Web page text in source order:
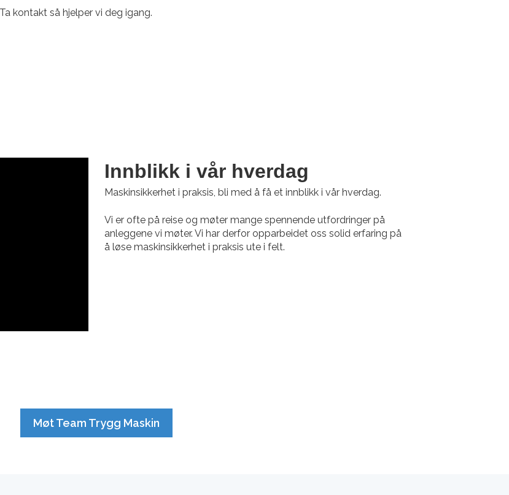
Ta kontakt så hjelper vi deg igang.
Innblikk i vår hverdag
Maskinsikkerhet i praksis, bli med å få et innblikk i vår hverdag.
Vi er ofte på reise og møter mange spennende utfordringer på
anleggene vi møter. Vi har derfor opparbeidet oss solid erfaring på
å løse maskinsikkerhet i praksis ute i felt.
Møt Team Trygg Maskin